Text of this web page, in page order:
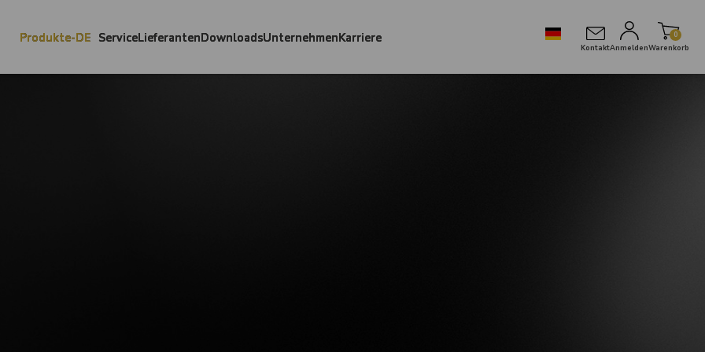
Produkte-DE ServiceLieferantenDownloadsUnternehmenKarriere
KontaktAnmelden
0
Warenkorb